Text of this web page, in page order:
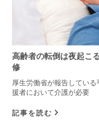
高齢者の転倒は夜起こ
修
厚生労働省が報告してい
援者において介護が必要
記事を読む